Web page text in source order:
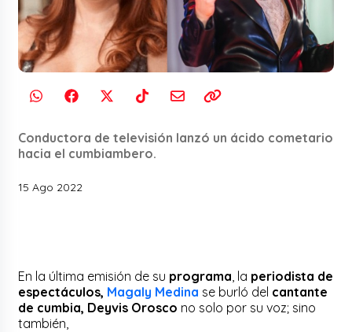
Conductora de televisión lanzó un ácido cometario
hacia el cumbiambero.
15 Ago 2022
En la última emisión de su programa , la periodista de
espectáculos, Magaly Medina se burló del cantante
de cumbia, Deyvis Orosco no solo por su voz; sino
también,